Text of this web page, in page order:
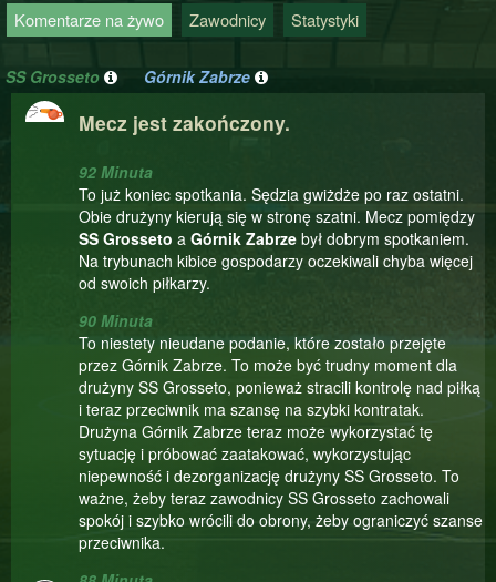
Komentarze na żywo Zawodnicy Statystyki
SS Grosseto Górnik Zabrze
Mecz jest zakończony.
92 Minuta
To już koniec spotkania. Sędzia gwiżdże po raz ostatni.
Obie drużyny kierują się w stronę szatni. Mecz pomiędzy
SS Grosseto a Górnik Zabrze był dobrym spotkaniem.
Na trybunach kibice gospodarzy oczekiwali chyba więcej
od swoich piłkarzy.
90 Minuta
To niestety nieudane podanie, które zostało przejęte
przez Górnik Zabrze. To może być trudny moment dla
drużyny SS Grosseto, ponieważ stracili kontrolę nad piłką
i teraz przeciwnik ma szansę na szybki kontratak.
Drużyna Górnik Zabrze teraz może wykorzystać tę
sytuację i próbować zaatakować, wykorzystując
niepewność i dezorganizację drużyny SS Grosseto. To
ważne, żeby teraz zawodnicy SS Grosseto zachowali
spokój i szybko wrócili do obrony, żeby ograniczyć szanse
przeciwnika.